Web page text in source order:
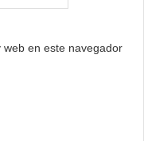
en este navegador